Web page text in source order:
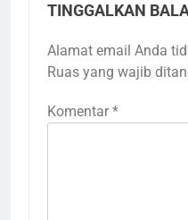
TINGGALKAN
Alamat email Anda
Ruas yang wajib
Komentar *